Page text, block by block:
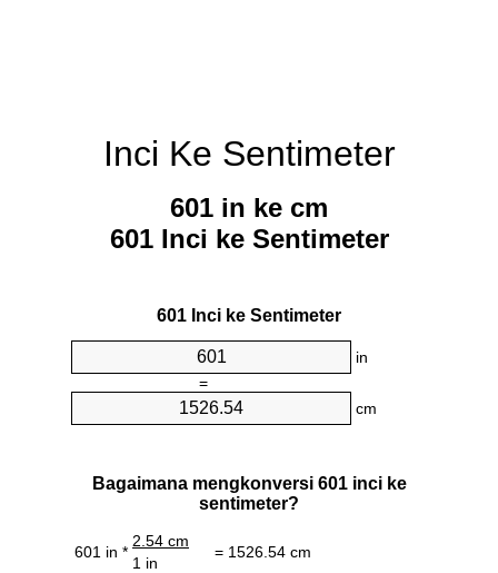
Inci Ke Sentimeter
601 in ke cm
601 Inci ke Sentimeter
601 Inci ke Sentimeter
in
=
cm
Bagaimana mengkonversi 601 inci ke
sentimeter?
601 in *
2.54 cm
= 1526.54 cm
1 in